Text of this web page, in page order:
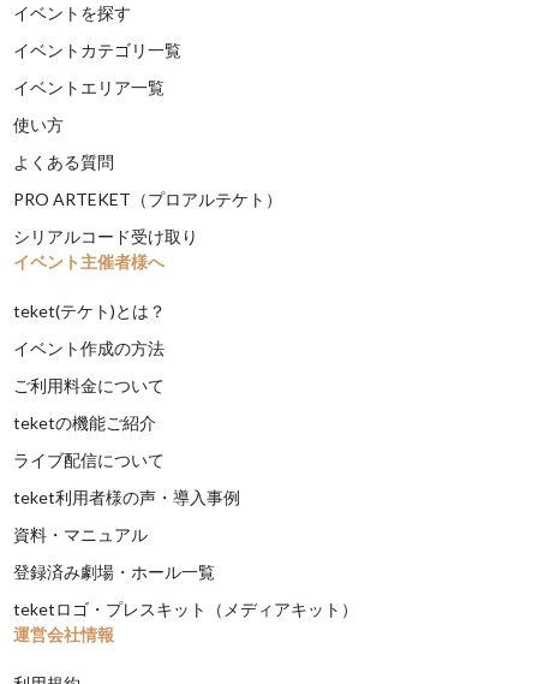
イベントを探す
イベントカテゴリ一覧
イベントエリア一覧
使い方
よくある質問
PRO ARTEKET（プロアルテケト）
シリアルコード受け取り
イベント主催者様へ
teket(テケト)とは？
イベント作成の方法
ご利用料金について
teketの機能ご紹介
ライブ配信について
teket利用者様の声・導入事例
資料・マニュアル
登録済み劇場・ホール一覧
teketロゴ・プレスキット（メディアキット）
運営会社情報